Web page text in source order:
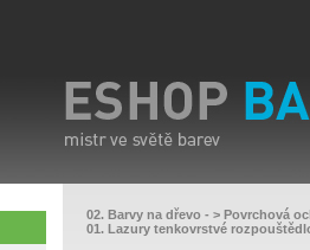
02. Barvy na dřevo - > Povrchová
01. Lazury tenkovrstvé